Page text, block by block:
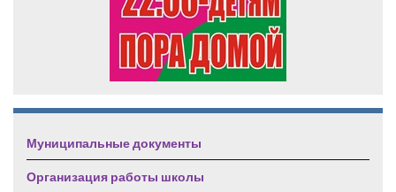
Муниципальные документы
Организация работы школы